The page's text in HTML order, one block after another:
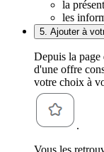
la
les
5. Ajouter à
Depuis la page
d'une offre
votre choix à
.